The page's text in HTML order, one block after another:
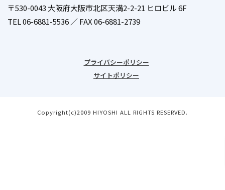
〒530-0043 大阪府大阪市北区天満2-2-21 ヒロビル 6F
／
TEL 06-6881-5536 ／ FAX 06-6881-2739
プライバシーポリシー
サイトポリシー
Copyright(c)2009 HIYOSHI ALL RIGHTS RESERVED.